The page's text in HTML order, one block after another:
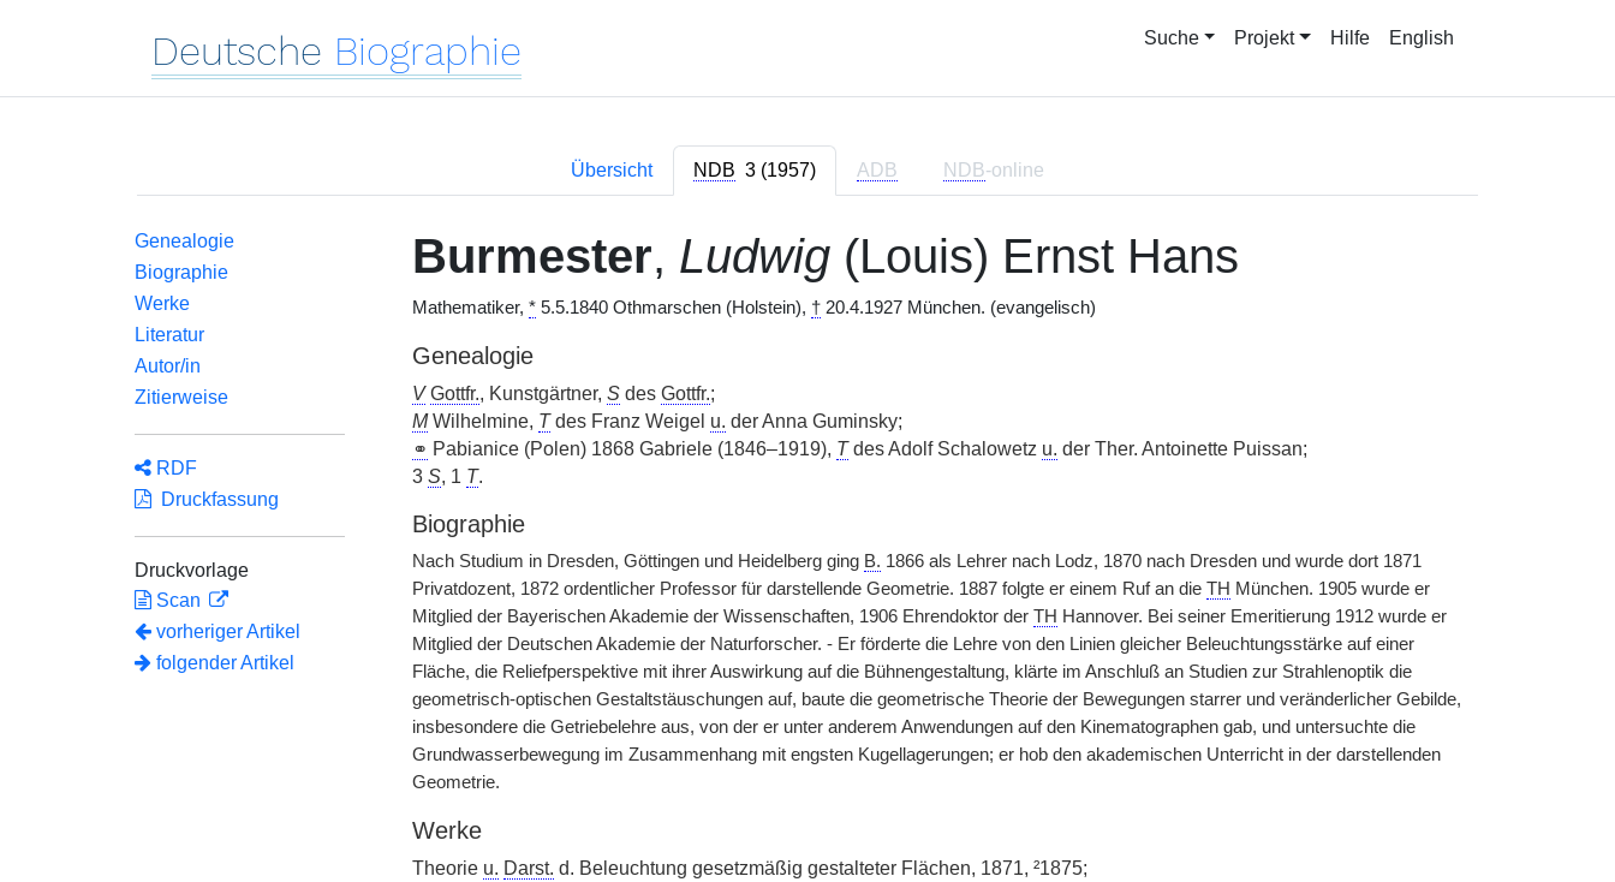
Deutsche Biographie Suche Projekt Hilfe English
Übersicht NDB 3 (1957) ADB NDB-online
Genealogie
Biographie
Werke
Literatur
Autor/in
Zitierweise
RDF
Druckfassung
Druckvorlage
Scan
vorheriger Artikel
folgender Artikel
Burmester, Ludwig(Louis) Ernst Hans
Mathematiker, *5.5.1840 Othmarschen (Holstein), †20.4.1927 München. (evangelisch)
Genealogie
V Gottfr., Kunstgärtner, Sdes Gottfr.;
MWilhelmine, Tdes Franz Weigel u. der Anna Guminsky;
⚭ Pabianice (Polen) 1868 Gabriele (1846–1919), Tdes Adolf Schalowetz u. der Ther. Antoinette Puissan;
3 S, 1 T.
Biographie
Nach Studium in Dresden, Göttingen und Heidelberg ging B. 1866 als Lehrer nach Lodz, 1870 nach Dresden und wurde dort 1871
Privatdozent, 1872 ordentlicher Professor für darstellende Geometrie. 1887 folgte er einem Ruf an die TH München. 1905 wurde er
Mitglied der Bayerischen Akademie der Wissenschaften, 1906 Ehrendoktor der TH Hannover. Bei seiner Emeritierung 1912 wurde er
Mitglied der Deutschen Akademie der Naturforscher. - Er förderte die Lehre von den Linien gleicher Beleuchtungsstärke auf einer
Fläche, die Reliefperspektive mit ihrer Auswirkung auf die Bühnengestaltung, klärte im Anschluß an Studien zur Strahlenoptik die
geometrisch-optischen Gestaltstäuschungen auf, baute die geometrische Theorie der Bewegungen starrer und veränderlicher Gebilde,
insbesondere die Getriebelehre aus, von der er unter anderem Anwendungen auf den Kinematographen gab, und untersuchte die
Grundwasserbewegung im Zusammenhang mit engsten Kugellagerungen; er hob den akademischen Unterricht in der darstellenden
Geometrie.
Werke
Theorie u. Darst. d. Beleuchtung gesetzmäßig gestalteter Flächen, 1871, ²1875;